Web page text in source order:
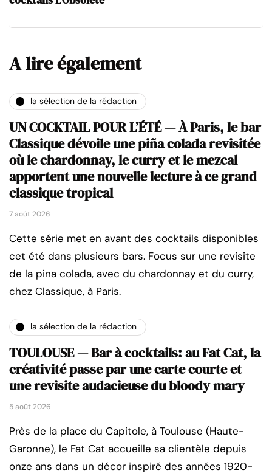
A lire également
la sélection de la rédaction
UN COCKTAIL POUR L’ÉTÉ — À Paris, le bar
Classique dévoile une piña colada revisitée
où le chardonnay, le curry et le mezcal
apportent une nouvelle lecture à ce grand
classique tropical
7 août 2026
Cette série met en avant des cocktails disponibles
cet été dans plusieurs bars. Focus sur une revisite
de la pina colada, avec du chardonnay et du curry,
chez Classique, à Paris.
la sélection de la rédaction
TOULOUSE — Bar à cocktails: au Fat Cat, la
créativité passe par une carte courte et
une revisite audacieuse du bloody mary
5 août 2026
Près de la place du Capitole, à Toulouse (Haute-
Garonne), le Fat Cat accueille sa clientèle depuis
onze ans dans un décor inspiré des années 1920-